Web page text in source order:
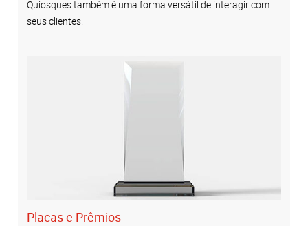
Quiosques também é uma forma versátil de interagir com
seus clientes.
Placas e Prêmios